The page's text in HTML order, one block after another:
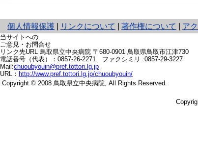
個人情報保護
と
り
ッ
ト
へ
の
リンクについて 著作権について ア
当サイトへの
ご意見・お問合せ
リンク先URL 鳥取県立中央病院 〒680-0901 鳥取県鳥取市江津730
電話番号（代表）： 0857-26-2271 ファクシミリ :0857-29-3227
Mail:chuoubyouin@pref.tottori.lg.jp
URL： http://www.pref.tottori.lg.jp/chuoubyouin/
Copyright © 2008 鳥取県立中央病院, All Rights Reserved.